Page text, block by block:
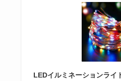
LEDイルミネーションライ